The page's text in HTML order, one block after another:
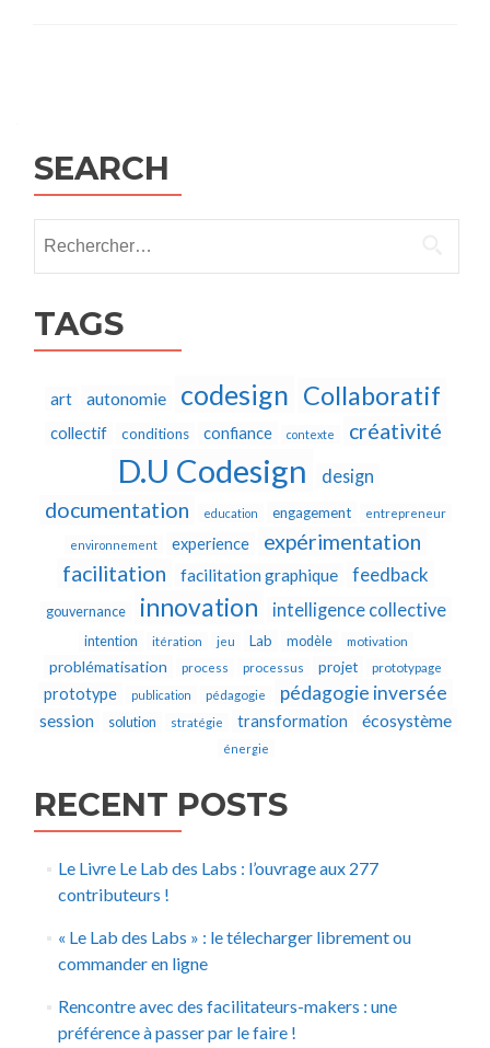
SEARCH
TAGS
art autonomie codesign Collaboratif
collectif conditions confiance contexte créativité
D.U Codesign design
documentation education engagement entrepreneur
environnement experience
expérimentation
facilitation
facilitation graphique feedback
gouvernance innovation intelligence collective
intention itération jeu Lab modèle motivation
problématisation process processus projet prototypage
prototype publication pédagogie pédagogie inversée
session solution stratégie transformation écosystème
énergie
RECENT POSTS
Le Livre Le Lab des Labs : l’ouvrage aux 277
contributeurs !
« Le Lab des Labs » : le télecharger librement ou
commander en ligne
Rencontre avec des facilitateurs-makers : une
préférence à passer par le faire !